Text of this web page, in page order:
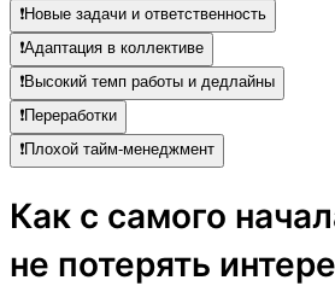
❗️Новые задачи и ответственность
❗️Адаптация в коллективе
❗️Высокий темп работы и дедлайны
❗️Переработки
❗️Плохой тайм-менеджмент
Как с самого
не потерять